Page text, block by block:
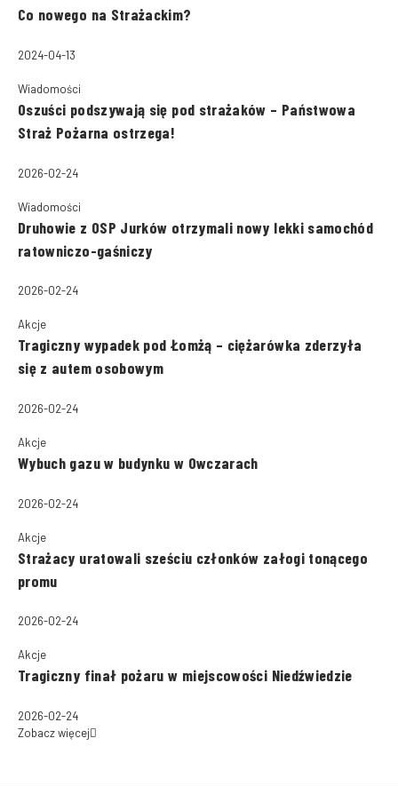
Co nowego na Strażackim?
2024-04-13
Wiadomości
Oszuści podszywają się pod strażaków – Państwowa
Straż Pożarna ostrzega!
2026-02-24
Wiadomości
Druhowie z OSP Jurków otrzymali nowy lekki samochód
ratowniczo-gaśniczy
2026-02-24
Akcje
Tragiczny wypadek pod Łomżą – ciężarówka zderzyła
się z autem osobowym
2026-02-24
Akcje
Wybuch gazu w budynku w Owczarach
2026-02-24
Akcje
Strażacy uratowali sześciu członków załogi tonącego
promu
2026-02-24
Akcje
Tragiczny finał pożaru w miejscowości Niedźwiedzie
2026-02-24
Zobacz więcej